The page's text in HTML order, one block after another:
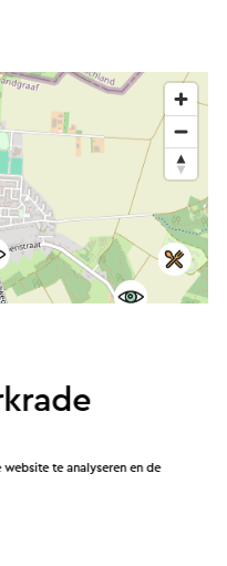
te analyseren en de